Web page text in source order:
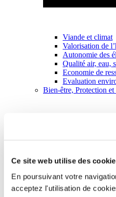
Ce site web utilise des
En poursuivant votre
acceptez l'utilisation de
Viande et climat
Valorisation de
Autonomie des
Qualité air, eau,
Economie de
Evaluation
Bien-être, Protection et